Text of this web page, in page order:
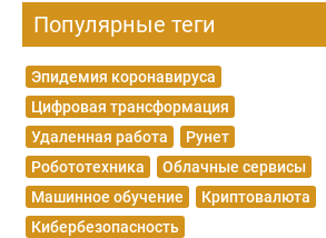
Популярные теги
Эпидемия коронавируса
Цифровая трансформация
Удаленная работа
Рунет
Робототехника
Облачные сервисы
Машинное обучение
Криптовалюта
Кибербезопасность